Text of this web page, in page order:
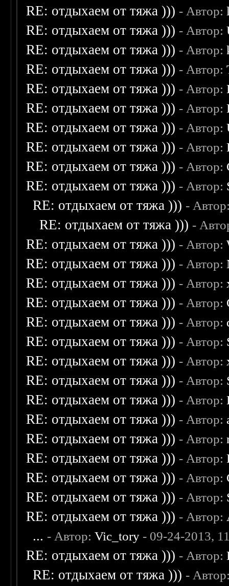
RE: отдыхаем от тяжа ))) - Автор:
RE: отдыхаем от тяжа ))) - Автор:
RE: отдыхаем от тяжа ))) - Автор:
RE: отдыхаем от тяжа ))) - Автор:
RE: отдыхаем от тяжа ))) - Автор:
RE: отдыхаем от тяжа ))) - Автор:
RE: отдыхаем от тяжа ))) - Автор:
RE: отдыхаем от тяжа ))) - Автор:
RE: отдыхаем от тяжа ))) - Автор:
RE: отдыхаем от тяжа ))) - Автор:
RE: отдыхаем от тяжа ))) -
RE: отдыхаем от тяжа ))) -
RE: отдыхаем от тяжа ))) - Автор:
RE: отдыхаем от тяжа ))) - Автор:
RE: отдыхаем от тяжа ))) - Автор:
RE: отдыхаем от тяжа ))) - Автор:
RE: отдыхаем от тяжа ))) - Автор:
RE: отдыхаем от тяжа ))) - Автор:
RE: отдыхаем от тяжа ))) - Автор:
RE: отдыхаем от тяжа ))) - Автор:
RE: отдыхаем от тяжа ))) - Автор:
RE: отдыхаем от тяжа ))) - Автор:
RE: отдыхаем от тяжа ))) - Автор:
RE: отдыхаем от тяжа ))) - Автор:
RE: отдыхаем от тяжа ))) - Автор:
RE: отдыхаем от тяжа ))) - Автор:
RE: отдыхаем от тяжа ))) - Автор:
... - Автор:Vic_tory - 09-24-2013,
RE: отдыхаем от тяжа ))) - Автор:
RE: отдыхаем от тяжа ))) -